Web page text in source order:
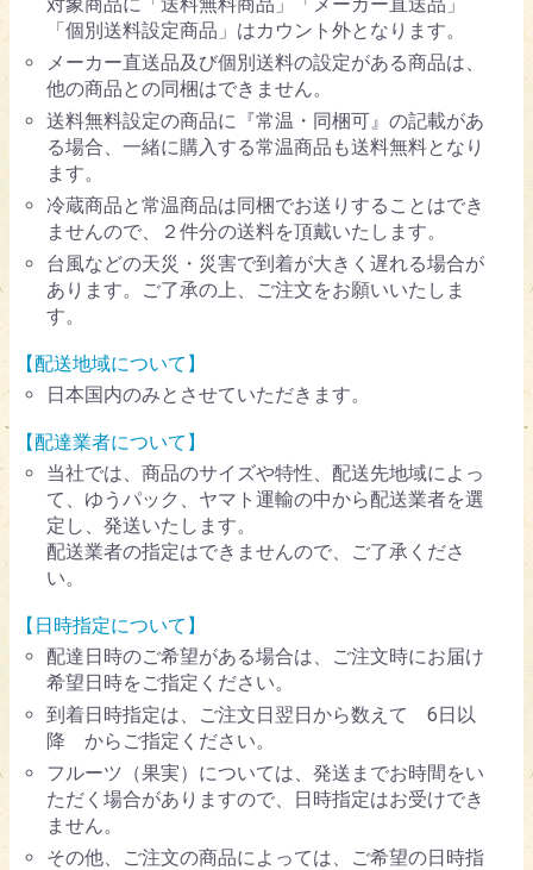
「個別送料設定商品」はカウント外となります。
メーカー直送品及び個別送料の設定がある商品は、
他の商品との同梱はできません。
送料無料設定の商品に『常温・同梱可』の記載があ
る場合、一緒に購入する常温商品も送料無料となり
ます。
冷蔵商品と常温商品は同梱でお送りすることはでき
ませんので、２件分の送料を頂戴いたします。
台風などの天災・災害で到着が大きく遅れる場合が
あります。ご了承の上、ご注文をお願いいたしま
す。
【配送地域について】
日本国内のみとさせていただきます。
【配達業者について】
当社では、商品のサイズや特性、配送先地域によっ
て、ゆうパック、ヤマト運輸の中から配送業者を選
定し、発送いたします。
配送業者の指定はできませんので、ご了承くださ
い。
【日時指定について】
配達日時のご希望がある場合は、ご注文時にお届け
希望日時をご指定ください。
到着日時指定は、ご注文日翌日から数えて 6日以
降 からご指定ください。
フルーツ（果実）については、発送までお時間をい
ただく場合がありますので、日時指定はお受けでき
ません。
その他、ご注文の商品によっては、ご希望の日時指